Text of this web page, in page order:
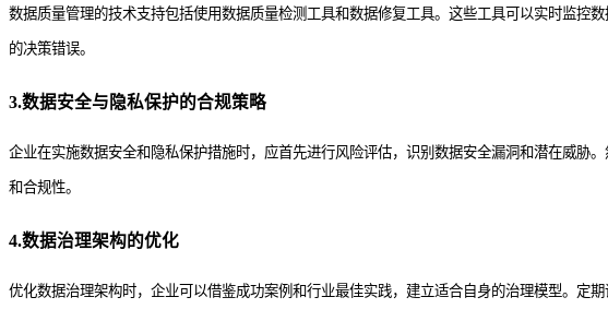
数据质量管理的技术支持包括使用数据质量检测工具和数据修复工具。这些工具可以实时监控
的决策错误。
3.数据安全与隐私保护的合规策略
企业在实施数据安全和隐私保护措施时，应首先进行风险评估，识别数据安全漏洞和潜在威胁
和合规性。
4.数据治理架构的优化
优化数据治理架构时，企业可以借鉴成功案例和行业最佳实践，建立适合自身的治理模型。定